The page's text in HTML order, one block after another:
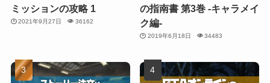
ミッションの攻略 1
2021年9月27日 36162
の指南書 第3巻 -キャラメイ
ク編-
2019年6月18日 34483